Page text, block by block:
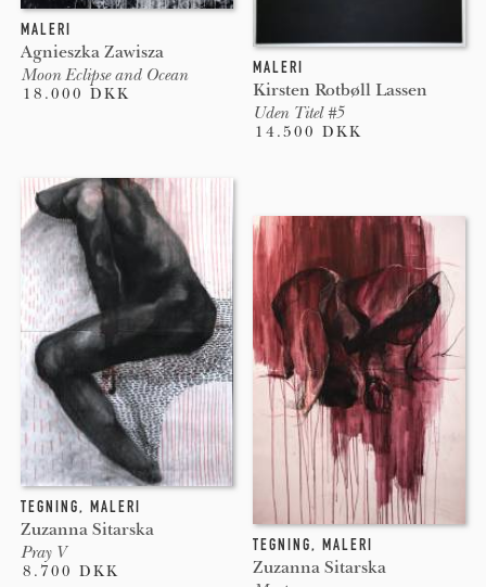
MALERI
Agnieszka Zawisza
Moon Eclipse and Ocean
18.000 DKK
TEGNING, MALERI
Zuzanna Sitarska
Pray V
8.700 DKK
MALERI
Kirsten Rotbøll Lassen
Uden Titel #5
14.500 DKK
TEGNING, MALERI
Zuzanna Sitarska